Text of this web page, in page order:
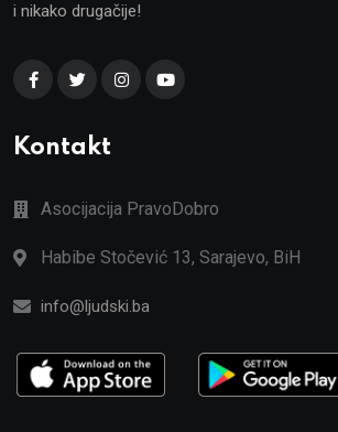
i nikako drugačije!
Kontakt
Asocijacija PravoDobro
Habibe Stočević 13, Sarajevo, BiH
info@ljudski.ba